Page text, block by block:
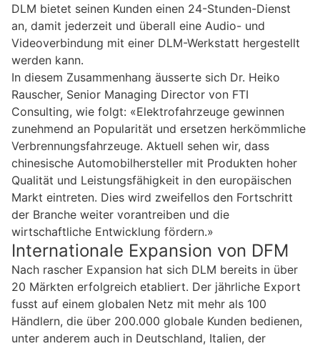
DLM bietet seinen Kunden einen 24-Stunden-Dienst
an, damit jederzeit und überall eine Audio- und
Videoverbindung mit einer DLM-Werkstatt hergestellt
werden kann.
In diesem Zusammenhang äusserte sich Dr. Heiko
Rauscher, Senior Managing Director von FTI
Consulting, wie folgt: «Elektrofahrzeuge gewinnen
zunehmend an Popularität und ersetzen herkömmliche
Verbrennungsfahrzeuge. Aktuell sehen wir, dass
chinesische Automobilhersteller mit Produkten hoher
Qualität und Leistungsfähigkeit in den europäischen
Markt eintreten. Dies wird zweifellos den Fortschritt
der Branche weiter vorantreiben und die
wirtschaftliche Entwicklung fördern.»
Internationale Expansion von DFM
Nach rascher Expansion hat sich DLM bereits in über
20 Märkten erfolgreich etabliert. Der jährliche Export
fusst auf einem globalen Netz mit mehr als 100
Händlern, die über 200.000 globale Kunden bedienen,
unter anderem auch in Deutschland, Italien, der